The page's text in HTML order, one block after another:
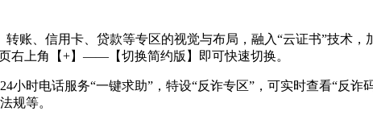
账、信用卡、贷款等专区的视觉与布局，融入“云证书”技术，
右上角【+】——【切换简约版】即可快速切换。
时电话服务“一键求助”，特设“反诈专区”，可实时查看“反诈
规等。